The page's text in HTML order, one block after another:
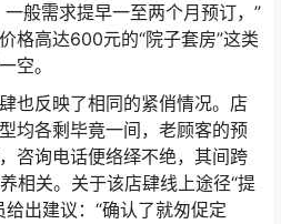
般需求提早一至两个月预订，”
格高达600元的“院子套房”这类
空。
也反映了相同的紧俏情况。店
均各剩毕竟一间，老顾客的预
咨询电话便络绎不绝，其间跨
相关。关于该店肆线上途径“提
出建议：“确认了就匆促定